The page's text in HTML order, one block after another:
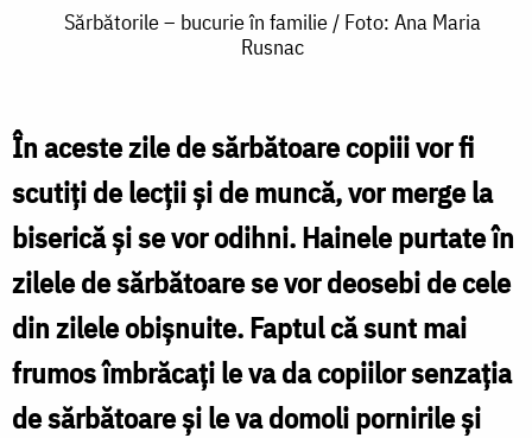
Sărbătorile
în
familie
/
Foto:
Ana
Rusnac
Sărbătorile – bucurie în familie / Foto: Ana Maria
Rusnac
În aceste zile de sărbătoare copiii vor fi
scutiţi de lecţii şi de muncă, vor merge la
biserică şi se vor odihni. Hainele purtate în
zilele de sărbătoare se vor deosebi de cele
din zilele obişnuite. Faptul că sunt mai
frumos îmbrăcaţi le va da copiilor senzaţia
de sărbătoare şi le va domoli pornirile şi